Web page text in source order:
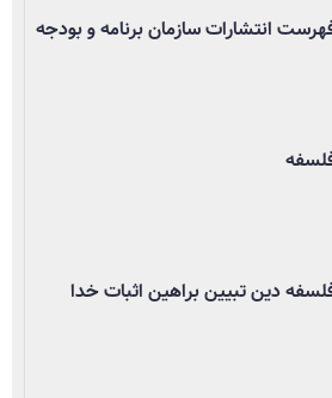
انتشارات سازمان برنامه و بودجه
دین تبیین براهین اثبات خدا